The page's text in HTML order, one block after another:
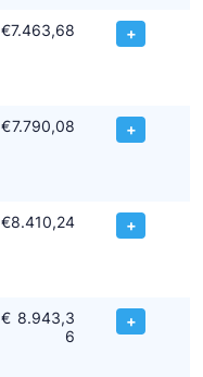
€7.463,68 +
€7.790,08 +
€8.410,24 +
€ 8.943,3
6
+